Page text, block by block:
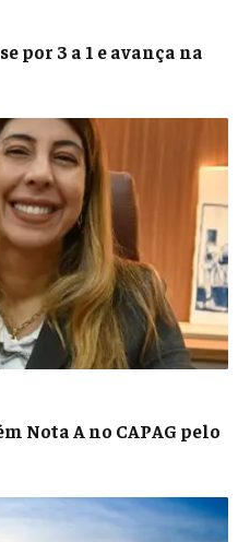
por 3 a 1 e avança na
Nota A no CAPAG pelo